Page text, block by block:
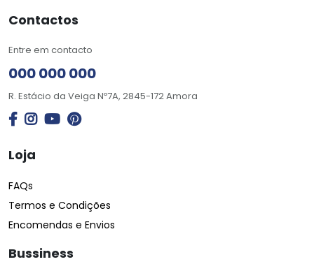
Contactos
Entre em contacto
000 000 000
R. Estácio da Veiga Nº7A, 2845-172 Amora
Loja
FAQs
Termos e Condições
Encomendas e Envios
Bussiness